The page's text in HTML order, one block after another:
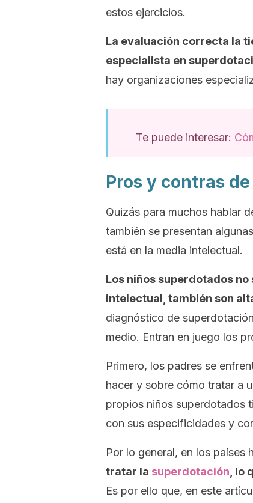
estos ejercicios.
La evaluación correcta la
especialista en
hay organizaciones
Te puede interesar:
Pros y contras
Quizás para muchos hablar
también se presentan
está en la media intelectual.
Los niños superdotados
intelectual, también son
diagnóstico de
medio. Entran en juego los
Primero, los padres se
hacer y sobre cómo tratar a
propios niños superdotados
con sus especificidades y
Por lo general, en los países
tratar la superdotación ,
Es por ello que, en este